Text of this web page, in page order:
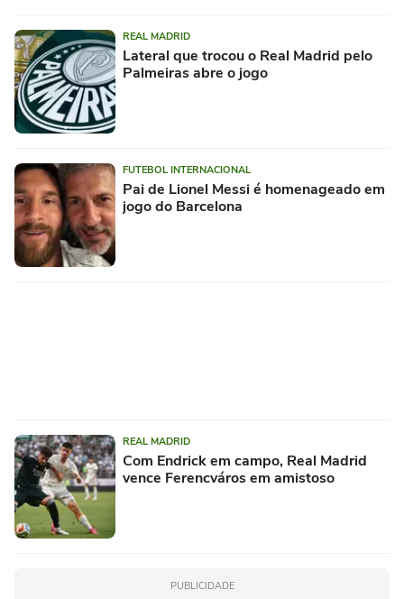
REAL MADRID
Lateral que trocou o Real Madrid pelo
Palmeiras abre o jogo
FUTEBOL INTERNACIONAL
Pai de Lionel Messi é homenageado em
jogo do Barcelona
REAL MADRID
Com Endrick em campo, Real Madrid
vence Ferencváros em amistoso
PUBLICIDADE